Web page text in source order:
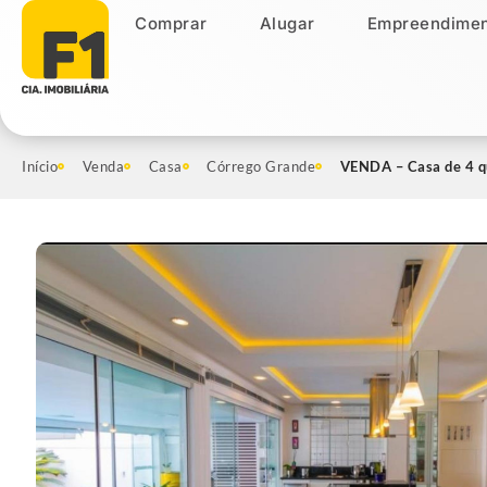
Comprar Alugar
Comprar Alugar
Início Venda Casa Córrego Grande VENDA – Casa de 4